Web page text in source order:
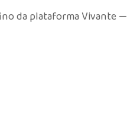
da plataforma Vivante